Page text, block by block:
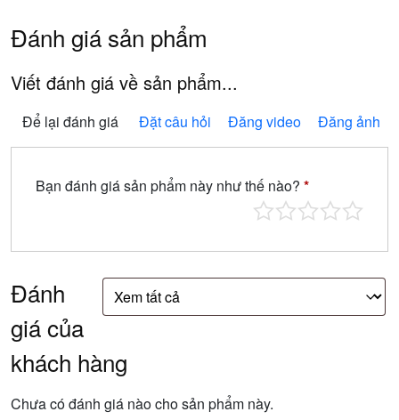
Đánh giá sản phẩm
Viết đánh giá về sản phẩm...
Để lại đánh giá Đặt câu hỏi Đăng video Đăng ảnh
Bạn đánh giá sản phẩm này như thế nào? *
Đánh
giá của
khách hàng
Chưa có đánh giá nào cho sản phẩm này.